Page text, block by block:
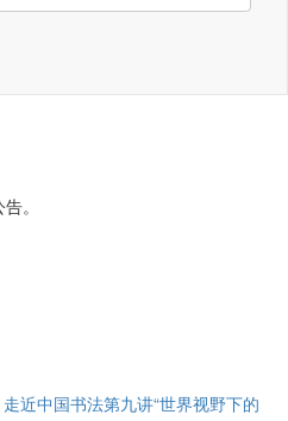
。
近中国书法第九讲“世界视野下的